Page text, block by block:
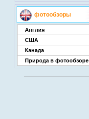
фотообзоры
Англия
США
Канада
Природа в фотообзоре